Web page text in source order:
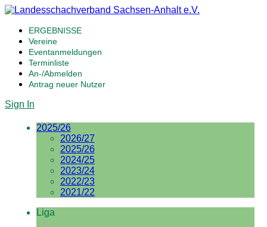
ERGEBNISSE
Vereine
Eventanmeldungen
Terminliste
An-/Abmelden
Antrag neuer Nutzer
Sign In
2025/26
2026/27
2025/26
2024/25
2023/24
2022/23
2021/22
Liga